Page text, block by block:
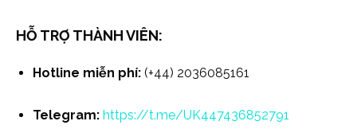
HỖ TRỢ THÀNH VIÊN:
Hotline miễn phí: (+44) 2036085161
Telegram: https://t.me/UK447436852791